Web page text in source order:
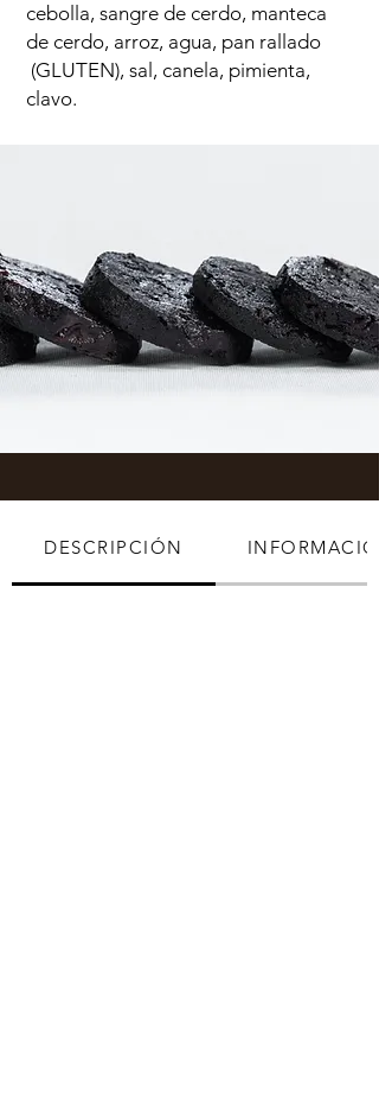
cebolla, sangre de cerdo, manteca
de cerdo, arroz, agua, pan rallado
(GLUTEN), sal, canela, pimienta,
clavo.
DESCRIPCIÓN